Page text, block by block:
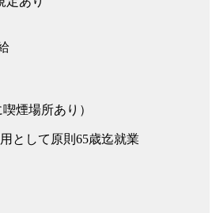
煙場所あり）
として原則65歳迄就業